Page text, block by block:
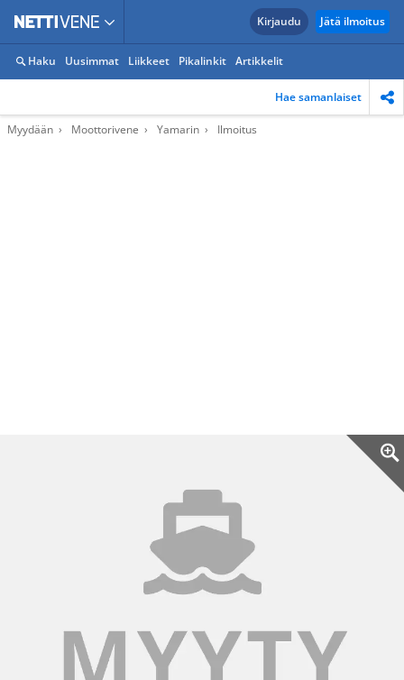
Kirjaudu Jätä ilmoitus
Haku Uusimmat Liikkeet Pikalinkit Artikkelit
Hae samanlaiset
Myydään Moottorivene Yamarin Ilmoitus